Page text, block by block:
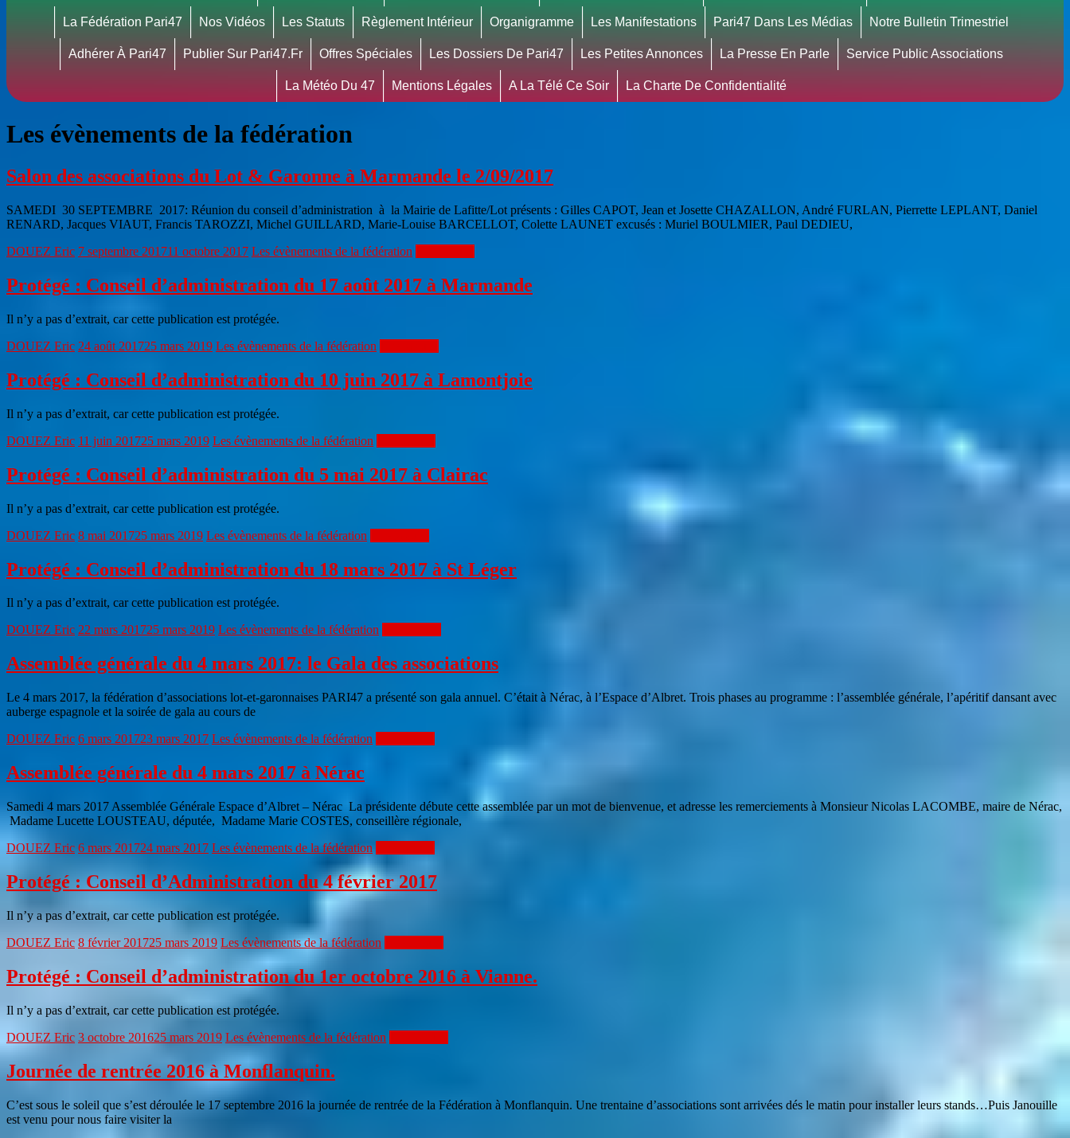
La Fédération Pari47 Nos Vidéos Les Statuts Règlement Intérieur Organigramme Les Manifestations Pari47 Dans Les Médias Notre Bulletin Trimestriel
Adhérer À Pari47 Publier Sur Pari47.fr Offres Spéciales Les Dossiers De Pari47 Les Petites Annonces La Presse En Parle Service Public Associations
La Météo Du 47 Mentions Légales A La Télé Ce Soir La Charte De Confidentialité
Les évènements de la fédération
Salon des associations du Lot & Garonne à Marmande le 2/09/2017
SAMEDI 30 SEPTEMBRE 2017: Réunion du conseil d’administration à la Mairie de Lafitte/Lot présents : Gilles CAPOT, Jean et Josette CHAZALLON, André FURLAN, Pierrette LEPLANT, Daniel
RENARD, Jacques VIAUT, Francis TAROZZI, Michel GUILLARD, Marie-Louise BARCELLOT, Colette LAUNET excusés : Muriel BOULMIER, Paul DEDIEU,
DOUEZ Eric 7 septembre 201711 octobre 2017 Les évènements de la fédération
Protégé : Conseil d’administration du 17 août 2017 à Marmande
Il n’y a pas d’extrait, car cette publication est protégée.
DOUEZ Eric 24 août 201725 mars 2019 Les évènements de la fédération
Protégé : Conseil d’administration du 10 juin 2017 à Lamontjoie
Il n’y a pas d’extrait, car cette publication est protégée.
DOUEZ Eric 11 juin 201725 mars 2019 Les évènements de la fédération
Protégé : Conseil d’administration du 5 mai 2017 à Clairac
Il n’y a pas d’extrait, car cette publication est protégée.
DOUEZ Eric 8 mai 201725 mars 2019 Les évènements de la fédération
Protégé : Conseil d’administration du 18 mars 2017 à St Léger
Il n’y a pas d’extrait, car cette publication est protégée.
DOUEZ Eric 22 mars 201725 mars 2019 Les évènements de la fédération
Assemblée générale du 4 mars 2017: le Gala des associations
Le 4 mars 2017, la fédération d’associations lot-et-garonnaises PARI47 a présenté son gala annuel. C’était à Nérac, à l’Espace d’Albret. Trois phases au programme : l’assemblée générale, l’apéritif dansant avec
auberge espagnole et la soirée de gala au cours de
DOUEZ Eric 6 mars 201723 mars 2017 Les évènements de la fédération
Assemblée générale du 4 mars 2017 à Nérac
Samedi 4 mars 2017 Assemblée Générale Espace d’Albret – Nérac La présidente débute cette assemblée par un mot de bienvenue, et adresse les remerciements à Monsieur Nicolas LACOMBE, maire de Nérac,
Madame Lucette LOUSTEAU, députée, Madame Marie COSTES, conseillère régionale,
DOUEZ Eric 6 mars 201724 mars 2017 Les évènements de la fédération
Protégé : Conseil d’Administration du 4 février 2017
Il n’y a pas d’extrait, car cette publication est protégée.
DOUEZ Eric 8 février 201725 mars 2019 Les évènements de la fédération
Protégé : Conseil d’administration du 1er octobre 2016 à Vianne.
Il n’y a pas d’extrait, car cette publication est protégée.
DOUEZ Eric 3 octobre 201625 mars 2019 Les évènements de la fédération
Journée de rentrée 2016 à Monflanquin.
C’est sous le soleil que s’est déroulée le 17 septembre 2016 la journée de rentrée de la Fédération à Monflanquin. Une trentaine d’associations sont arrivées dés le matin pour installer leurs stands…Puis Janouille
est venu pour nous faire visiter la